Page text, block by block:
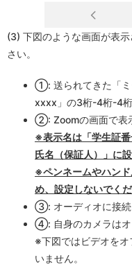
(3) 下図のような画面が表
さい。
①: 送られてきた「ミ
xxxx」の3桁-4桁-4桁
②: Zoomの画面で表
※表示名は「学生証
氏名（保証人）」に
※ペンネームやハン
め、設定しないでくだ
③: オーディオに接続
④: 自身のカメラはオ
※下図ではビデオを
いません。